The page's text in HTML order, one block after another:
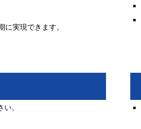
実現できます。
。